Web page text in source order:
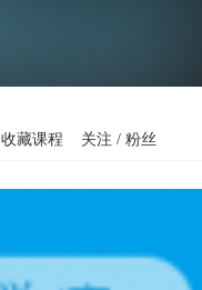
收藏课程 关注 / 粉丝